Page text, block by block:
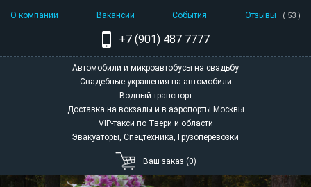
О компании Вакансии События Отзывы ( 53 )
+7 (901) 487 7777
Автомобили и микроавтобусы на свадьбу
Свадебные украшения на автомобили
Водный транспорт
Доставка на вокзалы и в аэропорты Москвы
VIP-такси по Твери и области
Эвакуаторы, Спецтехника, Грузоперевозки
Ваш заказ (0)